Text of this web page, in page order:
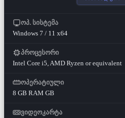
ოპ. სისტემა
Windows 7 / 11 x64
პროცესორი
Intel Core i5, AMD Ryzen or equivalent
ოპერატიული
8 GB RAM GB
ვიდეოკარტა